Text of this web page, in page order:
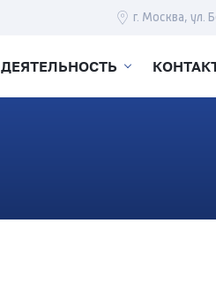
г. Москва, ул.
ДЕЯТЕЛЬНОСТЬ